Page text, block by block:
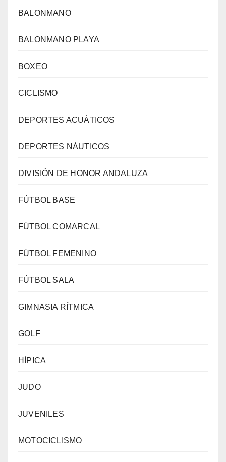
BALONMANO
BALONMANO PLAYA
BOXEO
CICLISMO
DEPORTES ACUÁTICOS
DEPORTES NÁUTICOS
DIVISIÓN DE HONOR ANDALUZA
FÚTBOL BASE
FÚTBOL COMARCAL
FÚTBOL FEMENINO
FÚTBOL SALA
GIMNASIA RÍTMICA
GOLF
HÍPICA
JUDO
JUVENILES
MOTOCICLISMO